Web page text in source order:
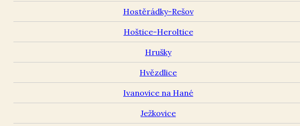
Hostěrádky-Rešov
Hoštice-Heroltice
Hrušky
Hvězdlice
Ivanovice na Hané
Ježkovice